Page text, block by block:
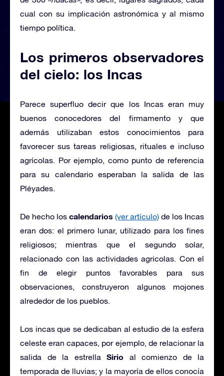
cual con su implicación astronómica y al mismo
tiempo política.
Los primeros observadores
del cielo: los Incas
Parece superfluo decir que los Incas eran muy
buenos conocedores del firmamento y que
además utilizaban estos conocimientos para
favorecer sus tareas religiosas, rituales e incluso
agrícolas. Por ejemplo, como punto de referencia
para su calendario esperaban la salida de las
Pléyades.
De hecho los calendarios (ver artículo) de los Incas
eran dos: el primero lunar, utilizado para los fines
religiosos; mientras que el segundo solar,
relacionado con las actividades agricolas. Con el
fin de elegir puntos favorables para sus
observaciones, construyeron algunos mojones
alrededor de los pueblos.
Los incas que se dedicaban al estudio de la esfera
celeste eran capaces, por ejemplo, de relacionar la
salida de la estrella Sirio al comienzo de la
temporada de lluvias; y la mayoría de ellos conocía